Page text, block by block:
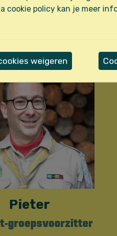
Pieter
groepsvoorzitter
cookie policy kan je meer
weigeren